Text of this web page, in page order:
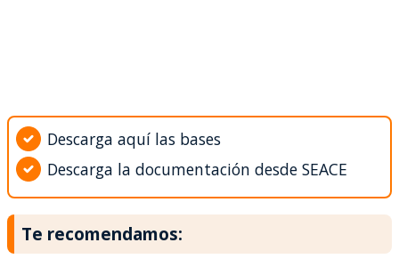
Descarga aquí las bases
Descarga la documentación desde SEACE
Te recomendamos: